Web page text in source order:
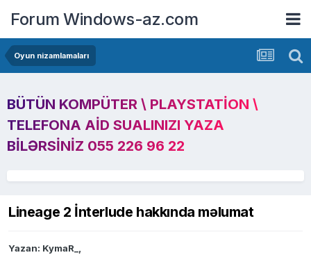
Forum Windows-az.com
Oyun nizamlamaları
BÜTÜN KOMPÜTER \ PLAYSTATION \
TELEFONA AID SUALINIZI YAZA
BILƏRSINIZ 055 226 96 22
Lineage 2 İnterlude hakkında məlumat
Yazan: KymaR_,